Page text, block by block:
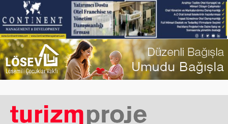
Avi Alkaş: “Turizmde büyüme artık nitelik ve
deneyim üzerinden okunmalı”
Clivet ile Yüksek Verimli İklimlendirme Çözümleri